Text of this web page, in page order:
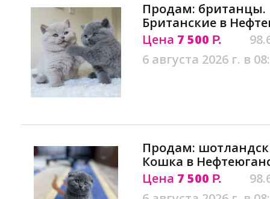
Продам: британцы.
Британские в
Цена 7 500 Р.
6 августа 2026 г. в
Продам:
Кошка в
Цена 7 500 Р.